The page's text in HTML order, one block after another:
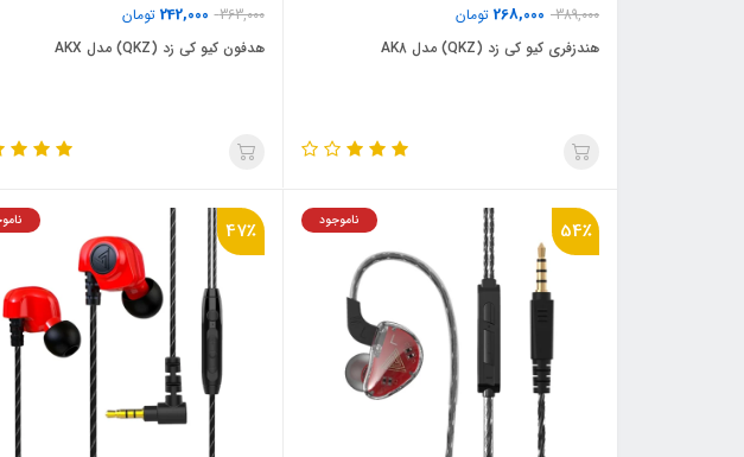
389,000
268,000 تومان
هندزفری کیو کی زد (QKZ) مدل AK8
363,000
242,000 تومان
هدفون کیو کی زد (QKZ) مدل AKX
54٪ ناموجود 47٪